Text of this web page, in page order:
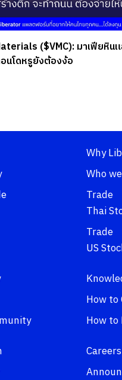
($VMC): มาเฟียหิน
นโดหรูยังต้องง้อ
Why
Who
Trade
Thai
Trade
US
How to
How to
Careers